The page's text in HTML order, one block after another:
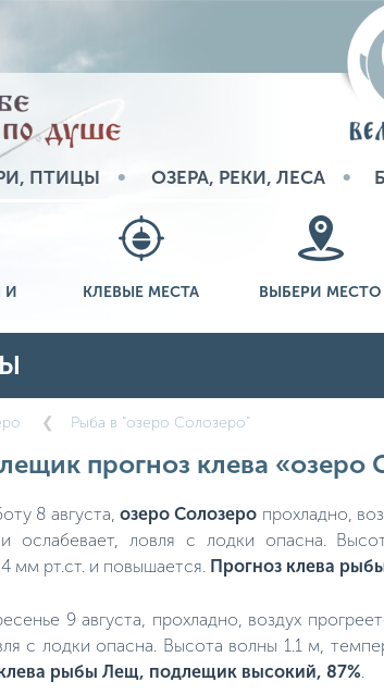
ПТИЦЫ ОЗЕРА, РЕКИ, ЛЕСА
И
КЛЕВЫЕ МЕСТА ВЫБЕРИ МЕСТО
Рыба в "озеро Солозеро"
прогноз клева «озеро
8 августа, озеро Солозеро прохладно,
ослабевает, ловля с лодки опасна.
мм рт.ст. и повышается. Прогноз клева
9 августа, прохладно, воздух
с лодки опасна. Высота волны 1.1 м,
рыбы Лещ, подлещик высокий, 87%